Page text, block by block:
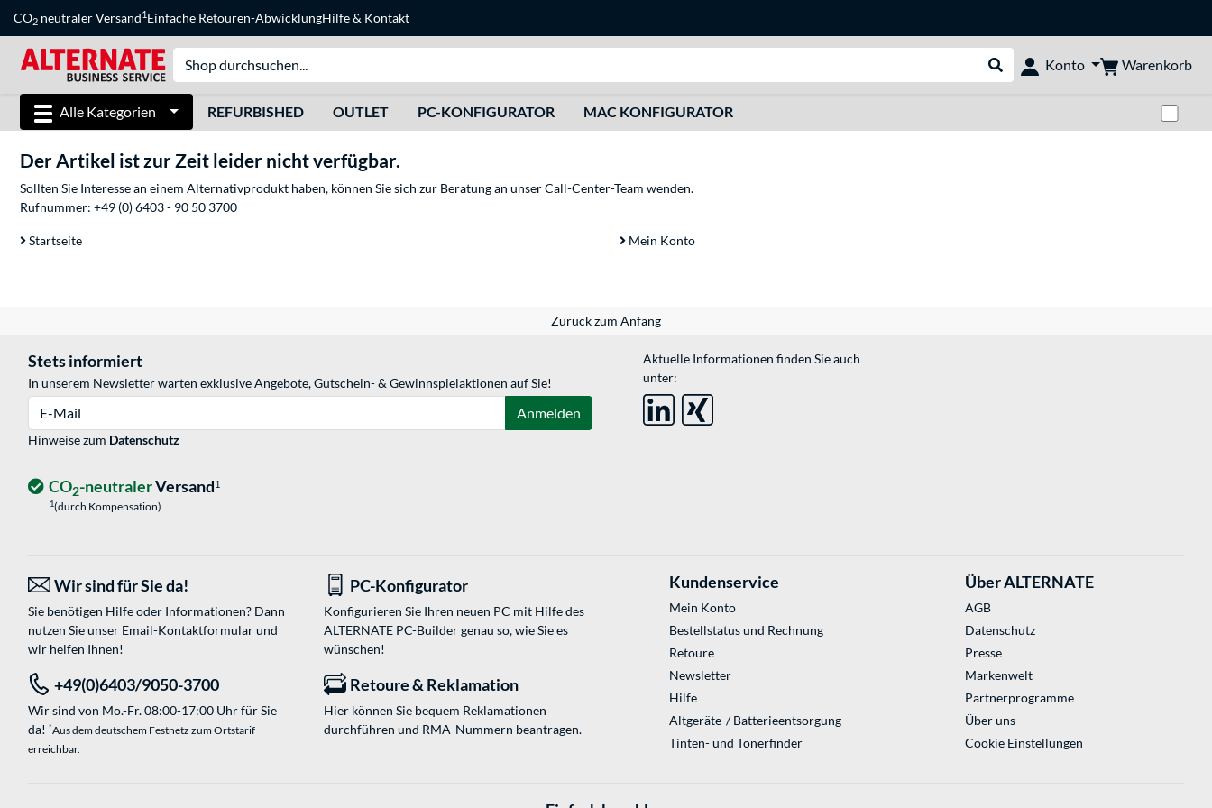
CO2 neutraler Versand1Einfache Retouren-AbwicklungHilfe& Kontakt
Suche durchführen
Konto Warenkorb
Alle Kategorien REFURBISHED OUTLET PC-KONFIGURATOR MAC KONFIGURATOR
Der Artikel ist zur Zeit leider nicht verfügbar.
Sollten Sie Interesse an einem Alternativprodukt haben, können Sie sich zur Beratung an unser Call-Center-Team wenden.
Rufnummer: +49 (0) 6403 - 90 50 3700
Startseite Mein Konto
Zurück zum Anfang
Stets informiert
In unserem Newsletter warten exklusive Angebote, Gutschein- & Gewinnspielaktionen auf Sie!
Anmelden
Hinweise zum Datenschutz
Aktuelle Informationen finden Sie auch
unter:
CO2-neutralerVersand1
1(durch Kompensation)
Wir sind für Sie da!
Sie benötigen Hilfe oder Informationen? Dann
nutzen Sie unser Email-Kontaktformularund
wir helfen Ihnen!
PC-Konfigurator
Konfigurieren Sie Ihren neuen PC mit Hilfe des
ALTERNATE PC-Builder genau so, wie Sie es
wünschen!
+49(0)6403/9050-3700
Wir sind von Mo.-Fr. 08:00-17:00 Uhr für Sie
da! *Aus dem deutschem Festnetz zum Ortstarif
erreichbar.
Retoure & Reklamation
Hier können Sie bequem Reklamationen
durchführen und RMA-Nummern beantragen.
Kundenservice
Mein Konto
Bestellstatus und Rechnung
Retoure
Newsletter
Hilfe
Altgeräte-/ Batterieentsorgung
Tinten- und Tonerfinder
Über ALTERNATE
AGB
Datenschutz
Presse
Markenwelt
Partnerprogramme
Über uns
Cookie Einstellungen